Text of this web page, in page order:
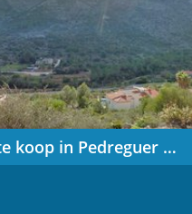
Bouwgrond te koop in Pedreguer / Spanje